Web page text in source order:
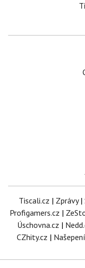
Tiscali.cz | Zprávy|
Profigamers.cz |
Úschovna.cz |
CZhity.cz |